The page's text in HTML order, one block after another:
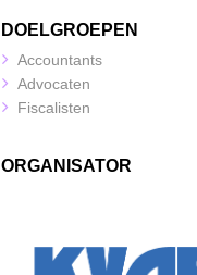
DOELGROEPEN
Accountants
Advocaten
Fiscalisten
ORGANISATOR